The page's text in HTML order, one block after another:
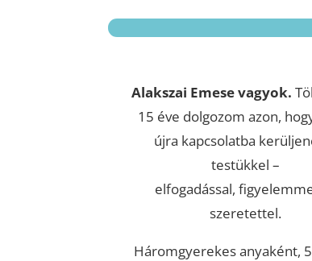
Alakszai Emese vagyok.
15 éve dolgozom azon,
újra kapcsolatba
testükkel –
elfogadással,
szeretettel.
Háromgyerekes anyaként,